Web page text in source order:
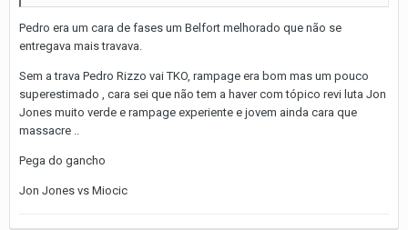
Pedro era um cara de fases um Belfort melhorado que não se
entregava mais travava.
Sem a trava Pedro Rizzo vai TKO, rampage era bom mas um pouco
superestimado , cara sei que não tem a haver com tópico revi luta Jon
Jones muito verde e rampage experiente e jovem ainda cara que
massacre ..
Pega do gancho
Jon Jones vs Miocic